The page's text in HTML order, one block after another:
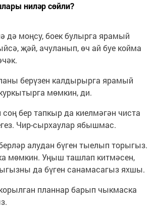
ниләр сөйли?
дә моңсу, боек булырга ярамый
җәй, ачуланып, өч ай буе койма
берүзен калдырырга ярамый
мөмкин, ди.
бер тапкыр да киелмәгән чиста
Чир-сырхаулар ябышмас.
алудан бүген тыелып торыгыз.
мөмкин. Уңыш ташлап китмәсен,
да бүген санамасагыз яхшы.
планнар барып чыкмаска